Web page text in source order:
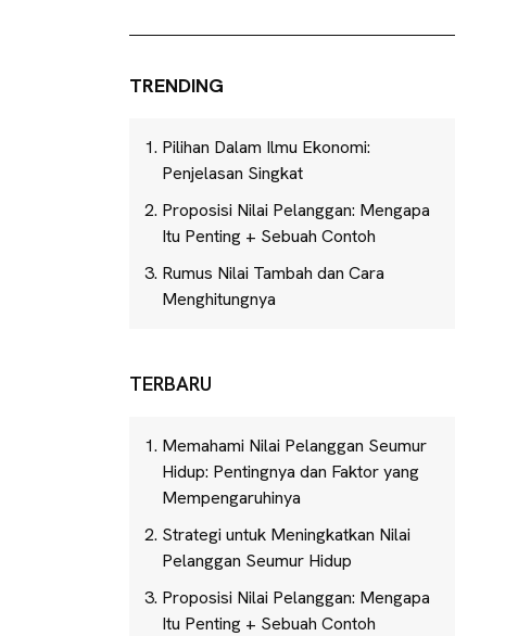
TRENDING
Pilihan Dalam Ilmu Ekonomi:
Penjelasan Singkat
Proposisi Nilai Pelanggan: Mengapa
Itu Penting + Sebuah Contoh
Rumus Nilai Tambah dan Cara
Menghitungnya
TERBARU
Memahami Nilai Pelanggan Seumur
Hidup: Pentingnya dan Faktor yang
Mempengaruhinya
Strategi untuk Meningkatkan Nilai
Pelanggan Seumur Hidup
Proposisi Nilai Pelanggan: Mengapa
Itu Penting + Sebuah Contoh